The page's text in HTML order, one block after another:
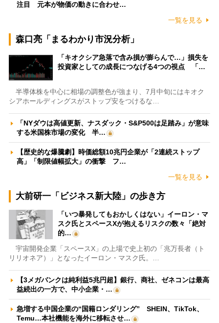
注目 元本が物価の動きに合わせ…
一覧を見る
森口亮「まるわかり市況分析」
「キオクシア急落で含み損が膨らんで…」損失を
投資家としての成長につなげる4つの視点 「…
半導体株を中心に相場の調整色が強まり、7月中旬にはキオク
シアホールディングスがストップ安をつけるな…
「NYダウは高値更新、ナスダック・S&P500は足踏み」が意味
する米国株市場の変化 半…
【歴史的な爆騰劇】時価総額10兆円企業が「2連続ストップ
高」「制限値幅拡大」の衝撃 フ…
一覧を見る
大前研一「ビジネス新大陸」の歩き方
「いつ暴発してもおかしくはない」イーロン・マ
スク氏とスペースXが抱えるリスクの数々「絶対
的…
宇宙開発企業「スペースX」の上場で史上初の「兆万長者（ト
リリオネア）」となったイーロン・マスク氏。…
【3メガバンクは純利益5兆円超】銀行、商社、ゼネコンは最高
益続出の一方で、中小企業・…
急増する中国企業の“国籍ロンダリング” SHEIN、TikTok、
Temu…本社機能を海外に移転させ…